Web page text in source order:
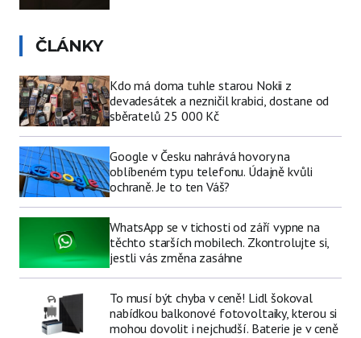
ČLÁNKY
Kdo má doma tuhle starou Nokii z
devadesátek a nezničil krabici, dostane od
sběratelů 25 000 Kč
Google v Česku nahrává hovory na
oblíbeném typu telefonu. Údajně kvůli
ochraně. Je to ten Váš?
WhatsApp se v tichosti od září vypne na
těchto starších mobilech. Zkontrolujte si,
jestli vás změna zasáhne
To musí být chyba v ceně! Lidl šokoval
nabídkou balkonové fotovoltaiky, kterou si
mohou dovolit i nejchudší. Baterie je v ceně